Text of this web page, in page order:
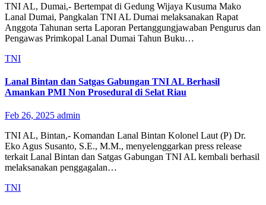
TNI AL, Dumai,- Bertempat di Gedung Wijaya Kusuma Mako
Lanal Dumai, Pangkalan TNI AL Dumai melaksanakan Rapat
Anggota Tahunan serta Laporan Pertanggungjawaban Pengurus dan
Pengawas Primkopal Lanal Dumai Tahun Buku…
TNI
Lanal Bintan dan Satgas Gabungan TNI AL Berhasil
Amankan PMI Non Prosedural di Selat Riau
Feb 26, 2025 admin
TNI AL, Bintan,- Komandan Lanal Bintan Kolonel Laut (P) Dr.
Eko Agus Susanto, S.E., M.M., menyelenggarkan press release
terkait Lanal Bintan dan Satgas Gabungan TNI AL kembali berhasil
melaksanakan penggagalan…
TNI